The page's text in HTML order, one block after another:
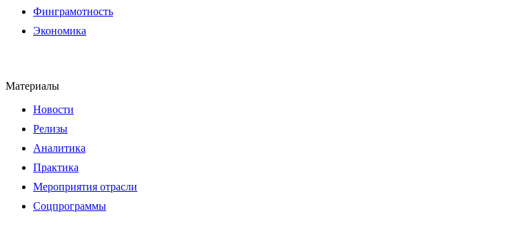
Финграмотность
Экономика
Материалы
Новости
Релизы
Аналитика
Практика
Мероприятия отрасли
Соцпрограммы